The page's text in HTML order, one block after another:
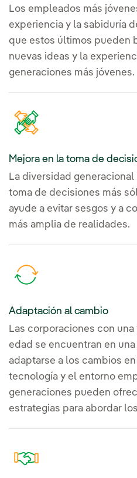
Los empleados más
experiencia y la sabiduría
que estos últimos pueden
nuevas ideas y la
generaciones más jóvenes.
Mejora en la toma de
La diversidad
toma de decisiones más
ayude a evitar sesgos y a
más amplia de realidades.
Adaptación al cambio
Las corporaciones con
edad se encuentran en
adaptarse a los cambios
tecnología y el entorno
generaciones pueden
estrategias para abordar